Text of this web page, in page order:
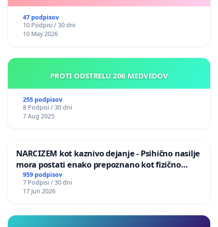
47 podpisov
10 Podpisi / 30 dni
10 May 2026
PROTI ODSTRELU 206 MEDVEDOV
255 podpisov
8 Podpisi / 30 dni
7 Aug 2025
NARCIZEM kot kaznivo dejanje - Psihično nasilje
mora postati enako prepoznano kot fizično
nasilje
959 podpisov
7 Podpisi / 30 dni
17 Jun 2026